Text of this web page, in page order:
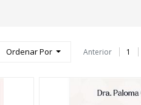
Anterior 1
Ordenar Por